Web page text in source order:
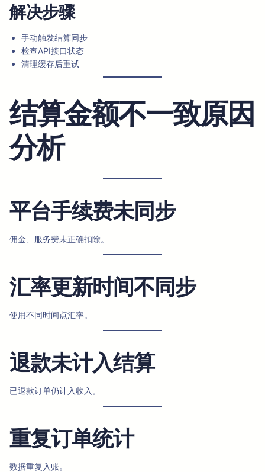
解决步骤
手动触发结算同步
检查API接口状态
清理缓存后重试
结算金额不一致原因
分析
平台手续费未同步
佣金、服务费未正确扣除。
汇率更新时间不同步
使用不同时间点汇率。
退款未计入结算
已退款订单仍计入收入。
重复订单统计
数据重复入账。